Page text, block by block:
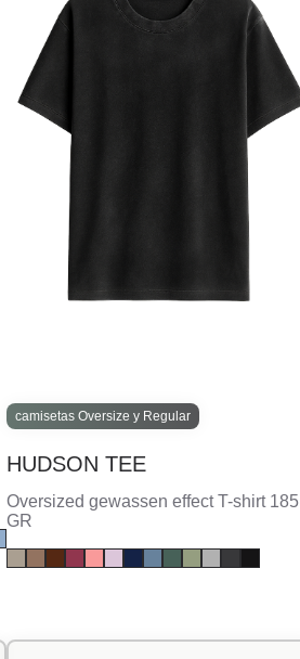
camisetas Oversize y Regular
HUDSON TEE
Oversized gewassen effect T-shirt 185
GR